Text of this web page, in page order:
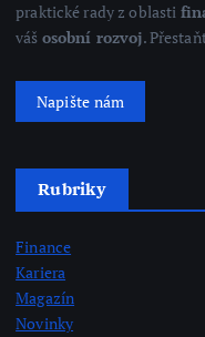
praktické rady z oblasti
váš osobní rozvoj.
Napište nám
Rubriky
Finance
Kariera
Magazín
Novinky